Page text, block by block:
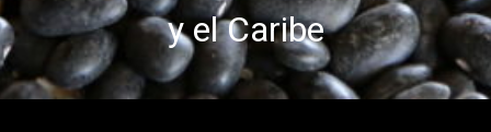
y el Caribe